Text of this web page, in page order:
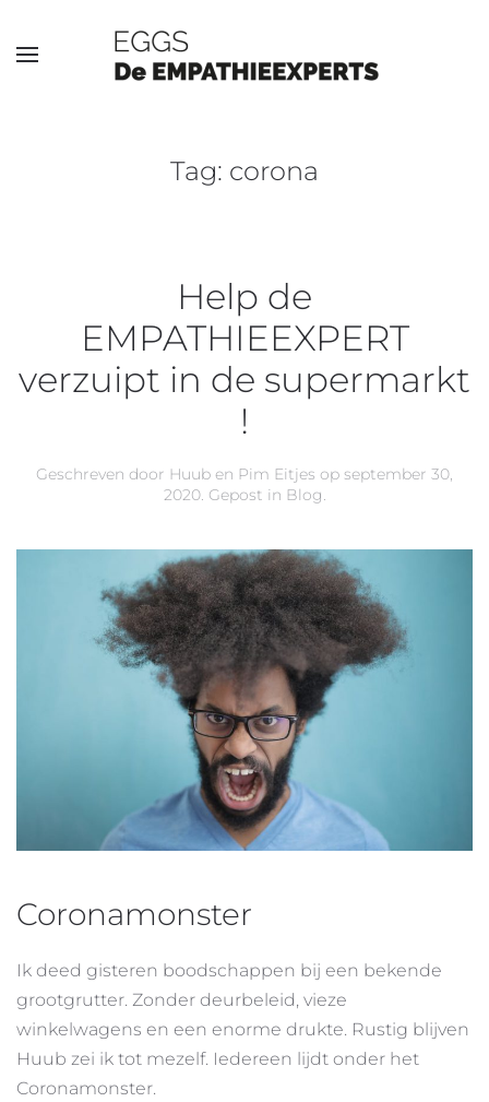
Overslaan en naar de inhoud gaan
Tag: corona
Help de
EMPATHIEEXPERT
verzuipt in de supermarkt
!
Geschreven door Huub en Pim Eitjes op september 30,
2020. Gepost in Blog.
Coronamonster
Ik deed gisteren boodschappen bij een bekende
grootgrutter. Zonder deurbeleid, vieze
winkelwagens en een enorme drukte. Rustig blijven
Huub zei ik tot mezelf. Iedereen lijdt onder het
Coronamonster.